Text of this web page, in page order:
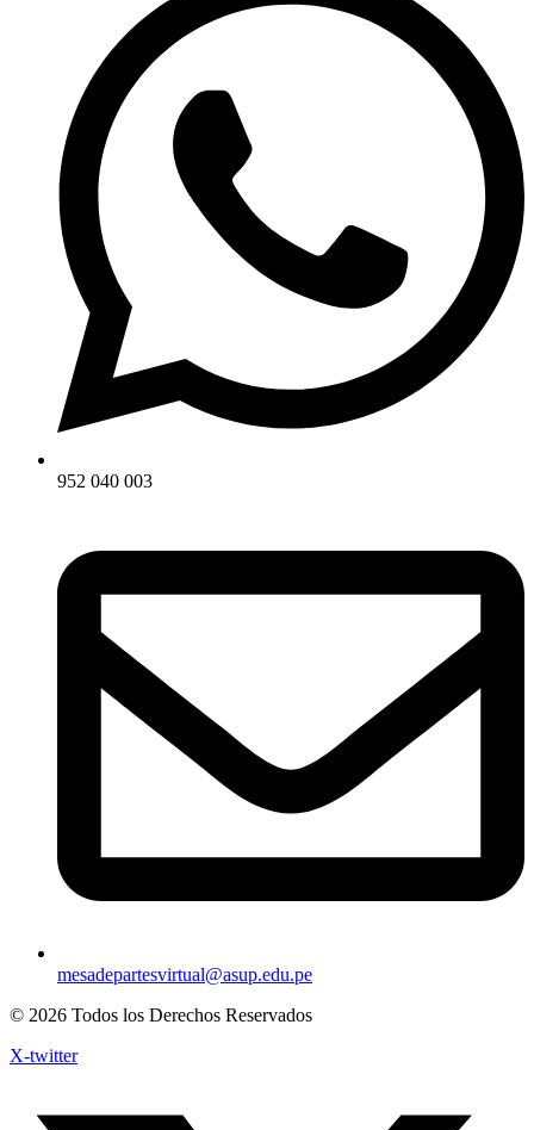
952 040 003
mesadepartesvirtual@asup.edu.pe
© 2026 Todos los Derechos Reservados
X-twitter